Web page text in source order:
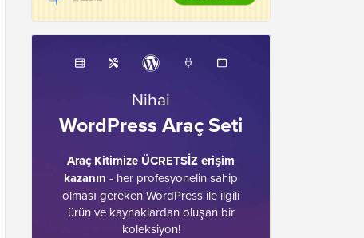
Nihai
WordPress Araç Seti
Araç Kitimize ÜCRETSİZ erişim
kazanın - her profesyonelin sahip
olması gereken WordPress ile ilgili
ürün ve kaynaklardan oluşan bir
koleksiyon!